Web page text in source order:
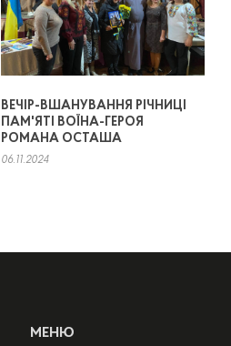
ВЕЧІР-ВШАНУВАННЯ РІЧНИЦІ
ПАМ'ЯТІ ВОЇНА-ГЕРОЯ
РОМАНА ОСТАША
06.11.2024
МЕНЮ